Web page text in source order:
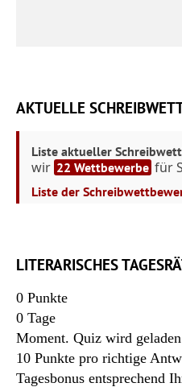
AKTUELLE
Liste aktueller
wir 22 Wettbewerbe für
Liste der
LITERARISCHES
0 Punkte
0 Tage
Moment. Quiz wird
10 Punkte pro richtige
Tagesbonus entsprechend